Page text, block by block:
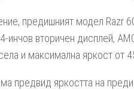
предишният модел Razr
инчов вторичен дисплей,
и максимална яркост от
предвид яркостта на